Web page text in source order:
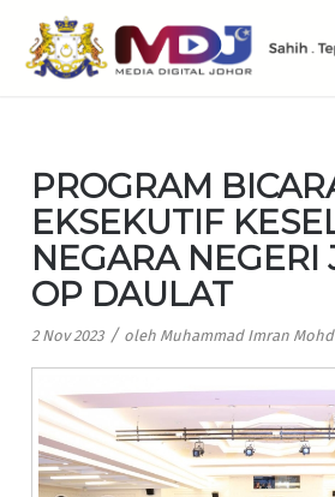
PROGRAM
EKSEKUTIF
NEGARA NEGERI
OP DAULAT
2 Nov 2023 / oleh Muhammad Imran